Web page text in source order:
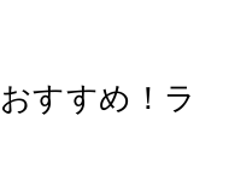
すすめ！ラ